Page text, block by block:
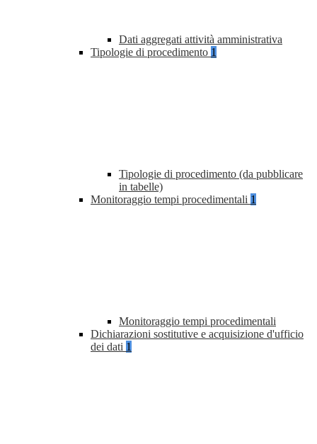
Dati aggregati attività amministrativa
Tipologie di procedimento 1
Tipologie di procedimento (da pubblicare
in tabelle)
Monitoraggio tempi procedimentali 1
Monitoraggio tempi procedimentali
Dichiarazioni sostitutive e acquisizione d'ufficio
dei dati 1